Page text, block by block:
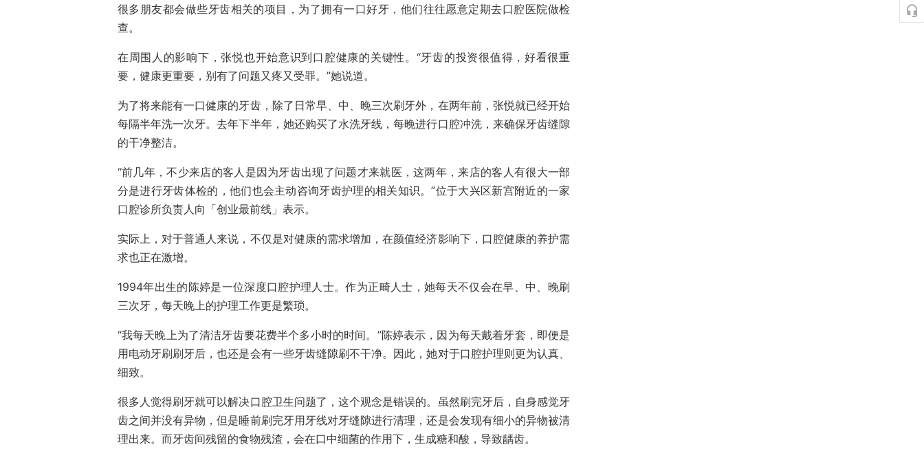
很多朋友都会做些牙齿相关的项目，为了拥有一口好牙，他们往往愿意定期去口腔医院做检
查。
在周围人的影响下，张悦也开始意识到口腔健康的关键性。“牙齿的投资很值得，好看很重
要，健康更重要，别有了问题又疼又受罪。”她说道。
为了将来能有一口健康的牙齿，除了日常早、中、晚三次刷牙外，在两年前，张悦就已经开始
每隔半年洗一次牙。去年下半年，她还购买了水洗牙线，每晚进行口腔冲洗，来确保牙齿缝隙
的干净整洁。
“前几年，不少来店的客人是因为牙齿出现了问题才来就医，这两年，来店的客人有很大一部
分是进行牙齿体检的，他们也会主动咨询牙齿护理的相关知识。”位于大兴区新宫附近的一家
口腔诊所负责人向「创业最前线」表示。
实际上，对于普通人来说，不仅是对健康的需求增加，在颜值经济影响下，口腔健康的养护需
求也正在激增。
1994年出生的陈婷是一位深度口腔护理人士。作为正畸人士，她每天不仅会在早、中、晚刷
三次牙，每天晚上的护理工作更是繁琐。
“我每天晚上为了清洁牙齿要花费半个多小时的时间。”陈婷表示，因为每天戴着牙套，即便是
用电动牙刷刷牙后，也还是会有一些牙齿缝隙刷不干净。因此，她对于口腔护理则更为认真、
细致。
很多人觉得刷牙就可以解决口腔卫生问题了，这个观念是错误的。虽然刷完牙后，自身感觉牙
齿之间并没有异物，但是睡前刷完牙用牙线对牙缝隙进行清理，还是会发现有细小的异物被清
理出来。而牙齿间残留的食物残渣，会在口中细菌的作用下，生成糖和酸，导致龋齿。